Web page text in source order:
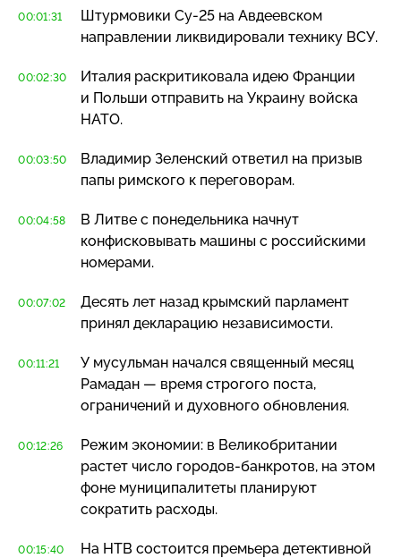
00:01:31 Штурмовики Су-25 на Авдеевском
направлении ликвидировали технику ВСУ.
00:02:30
Италия раскритиковала идею Франции
и Польши отправить на Украину войска
НАТО.
00:03:50
Владимир Зеленский ответил на призыв
папы римского к переговорам.
00:04:58
В Литве с понедельника начнут
конфисковывать машины с российскими
номерами.
00:07:02
Десять лет назад крымский парламент
принял декларацию независимости.
00:11:21
У мусульман начался священный месяц
Рамадан — время строгого поста,
ограничений и духовного обновления.
00:12:26
Режим экономии: в Великобритании
растет число городов-банкротов, на этом
фоне муниципалитеты планируют
сократить расходы.
00:15:40
На НТВ состоится премьера детективной